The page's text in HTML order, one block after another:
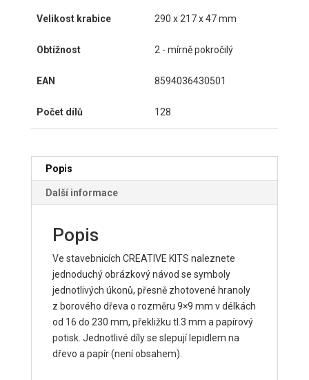
Velikost krabice 290 x 217 x 47 mm
Obtížnost 2 - mírně pokročilý
EAN 8594036430501
Počet dílů 128
Popis
Další informace
Popis
Ve stavebnicích CREATIVE KITS naleznete
jednoduchý obrázkový návod se symboly
jednotlivých úkonů, přesně zhotovené hranoly
z borového dřeva o rozměru 9×9 mm v délkách
od 16 do 230 mm, překližku tl.3 mm a papírový
potisk. Jednotlivé díly se slepují lepidlem na
dřevo a papír (není obsahem).